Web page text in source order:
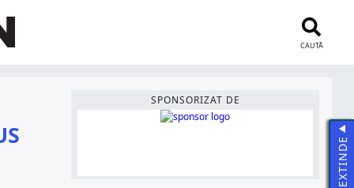
CAUTĂ
SPONSORIZAT DE
EXTINDE